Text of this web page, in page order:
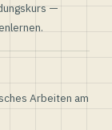
—
Arbeiten am